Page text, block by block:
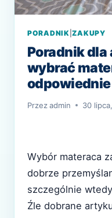
PORADNIK |ZAKUPY
Poradnik dla
wybrać
Przezadmin 30
Wybór materaca
dobrze
szczególnie
Źle dobrane